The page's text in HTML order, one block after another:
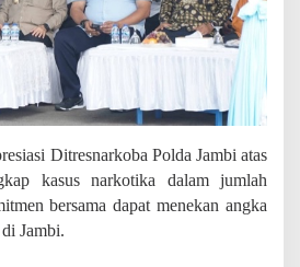
Ditresnarkoba Polda Jambi atas
kasus narkotika dalam jumlah
bersama dapat menekan angka
Jambi.